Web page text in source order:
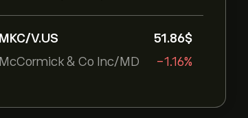
MKC/V.US
McCormick & Co Inc/MD
51.86‎$‎
-1.16%